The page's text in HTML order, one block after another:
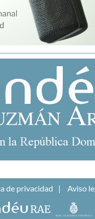
de privacidad Aviso